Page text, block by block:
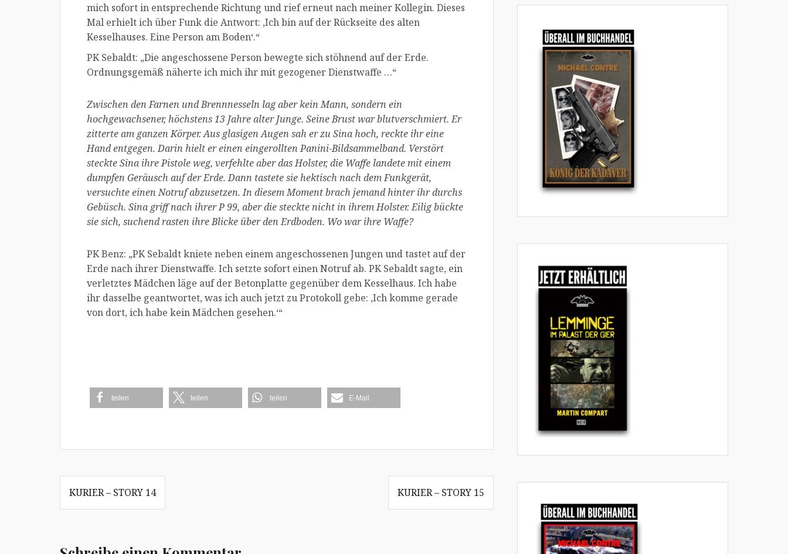
mich sofort in entsprechende Richtung und rief erneut nach meiner Kollegin. Dieses
Mal erhielt ich über Funk die Antwort: ,Ich bin auf der Rückseite des alten
Kesselhauses. Eine Person am Boden‘.“
PK Sebaldt: „Die angeschossene Person bewegte sich stöhnend auf der Erde.
Ordnungsgemäß näherte ich mich ihr mit gezogener Dienstwaffe …“
Zwischen den Farnen und Brennnesseln lag aber kein Mann, sondern ein
hochgewachsener, höchstens 13 Jahre alter Junge. Seine Brust war blutverschmiert. Er
zitterte am ganzen Körper. Aus glasigen Augen sah er zu Sina hoch, reckte ihr eine
Hand entgegen. Darin hielt er einen eingerollten Panini-Bildsammelband. Verstört
steckte Sina ihre Pistole weg, verfehlte aber das Holster, die Waffe landete mit einem
dumpfen Geräusch auf der Erde. Dann tastete sie hektisch nach dem Funkgerät,
versuchte einen Notruf abzusetzen. In diesem Moment brach jemand hinter ihr durchs
Gebüsch. Sina griff nach ihrer P 99, aber die steckte nicht in ihrem Holster. Eilig bückte
sie sich, suchend rasten ihre Blicke über den Erdboden. Wo war ihre Waffe?
PK Benz: „PK Sebaldt kniete neben einem angeschossenen Jungen und tastet auf der
Erde nach ihrer Dienstwaffe. Ich setzte sofort einen Notruf ab. PK Sebaldt sagte, ein
verletztes Mädchen läge auf der Betonplatte gegenüber dem Kesselhaus. Ich habe
ihr dasselbe geantwortet, was ich auch jetzt zu Protokoll gebe: ,Ich komme gerade
von dort, ich habe kein Mädchen gesehen.‘“
teilen teilen teilen E-Mail
Beitragsnavigation
KURIER – STORY 14 KURIER – STORY 15